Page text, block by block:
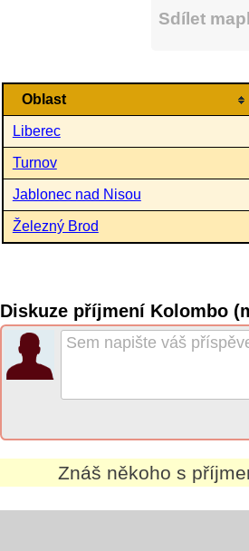
Sdílet
Oblast
Liberec
Turnov
Jablonec nad Nisou
Železný Brod
Diskuze příjmení Kolombo
Znáš někoho s